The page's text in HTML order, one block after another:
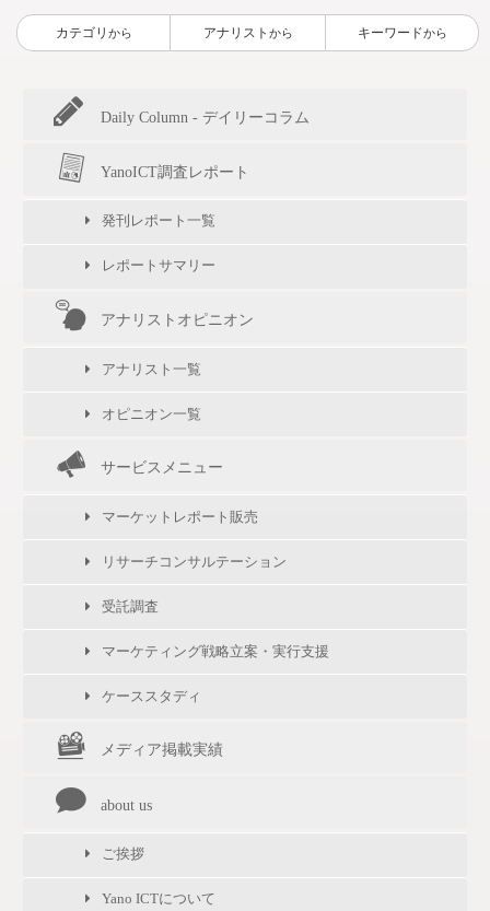
カテゴリ から アナリスト から キーワードから
Daily Column - デイリーコラム
YanoICT調査レポート
発刊レポート一覧
レポートサマリー
アナリストオピニオン
アナリスト一覧
オピニオン一覧
サービスメニュー
マーケットレポート販売
リサーチコンサルテーション
受託調査
マーケティング戦略立案・実行支援
ケーススタディ
メディア掲載実績
about us
ご挨拶
Yano ICTについて